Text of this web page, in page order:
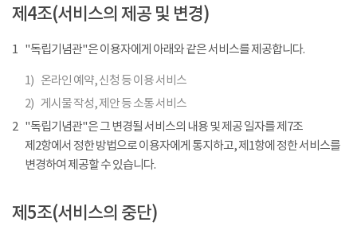
제4조(서비스의 제공 및 변경)
1 "독립기념관"은 이용자에게 아래와 같은 서비스를 제공합니다.
1) 온라인 예약, 신청 등 이용 서비스
2) 게시물 작성, 제안 등 소통 서비스
2 "독립기념관"은 그 변경될 서비스의 내용 및 제공 일자를 제7조
제2항에서 정한 방법으로 이용자에게 통지하고, 제1항에 정한 서비스를
변경하여 제공할 수 있습니다.
제5조(서비스의 중단)